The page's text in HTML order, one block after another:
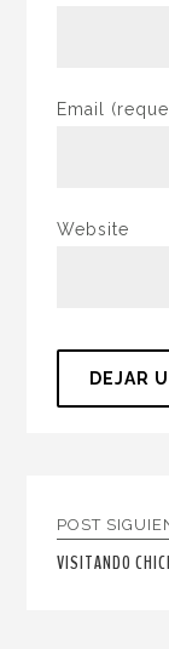
Email
Website
POST
VISITANDO